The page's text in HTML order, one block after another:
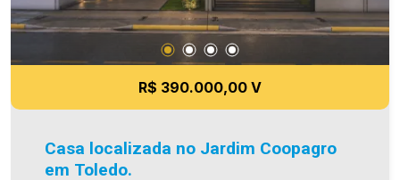
como alteração dos preços e imagens. Fotos
meramente ilustrativas
R$ 390.000,00 V
Casa localizada no Jardim Coopagro
em Toledo.